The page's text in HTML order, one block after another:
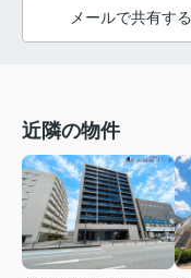
メールで共有する
近隣の物件